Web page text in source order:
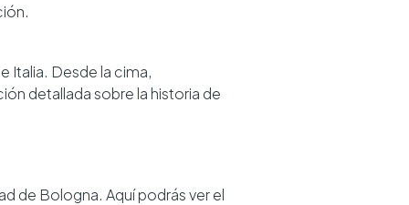
Italia. Desde la cima,
detallada sobre la historia de
de Bologna. Aquí podrás ver el